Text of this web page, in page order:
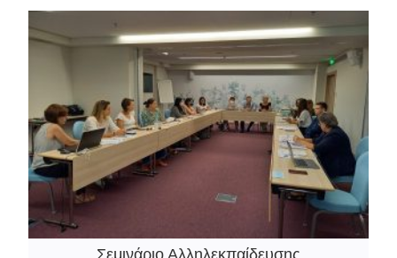
Σεμινάριο Αλληλεκπαίδευσης